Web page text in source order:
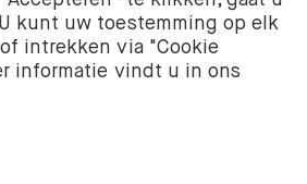
beleggingsadvies en
eigen beleggingsbeslissingen
advies inwinnen. Beleggen
van beleggingen kan zowel